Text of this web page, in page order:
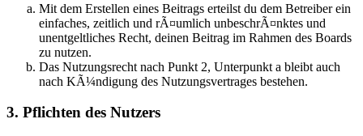
Mit dem Erstellen eines Beitrags erteilst du dem Betreiber ein
einfaches, zeitlich und rÃ¤umlich unbeschrÃ¤nktes und
unentgeltliches Recht, deinen Beitrag im Rahmen des Boards
zu nutzen.
Das Nutzungsrecht nach Punkt 2, Unterpunkt a bleibt auch
nach KÃ¼ndigung des Nutzungsvertrages bestehen.
3. Pflichten des Nutzers